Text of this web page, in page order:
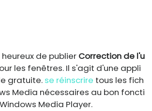
de publier Correction de l'u
les fenêtres. Il s'agit d'une appli
gratuite. se réinscrire tous les fich
Media nécessaires au bon foncti
Media Player.